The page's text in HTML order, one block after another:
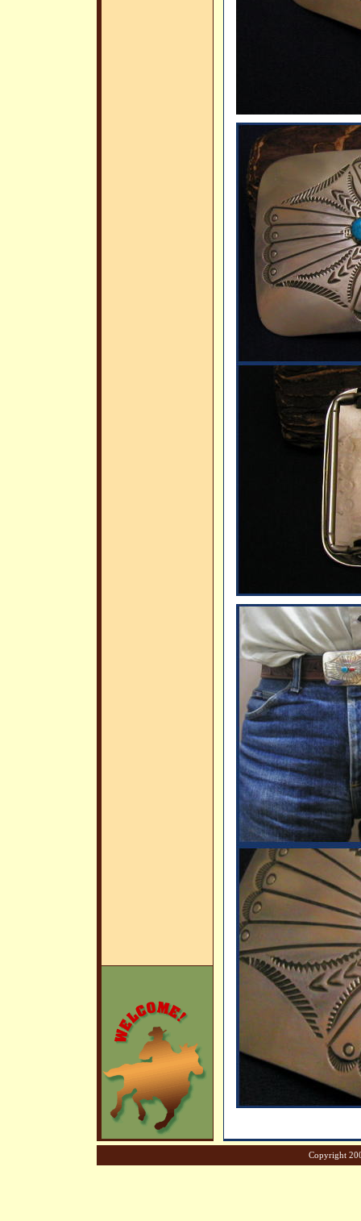
Copyright